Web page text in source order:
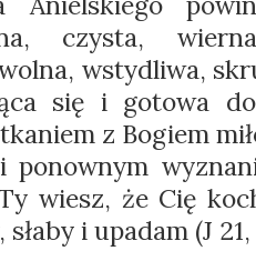
czysta,
wstydliwa,
się i gotowa
z Bogiem
wiesz, że Cię
i upadam (J 21,